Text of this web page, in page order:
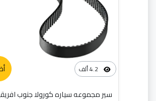
سير مجموعه سياره كورولا جنوب